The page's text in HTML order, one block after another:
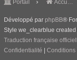
Portail Accueil du forum
Développé par phpBB®
Style we_clearblue created
Traduction française
Confidentialité
Conditions